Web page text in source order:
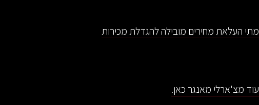
מתי העלאת מחירים מובילה להגדלת מכירות
עוד מצ'ארלי מאנגר כאן.